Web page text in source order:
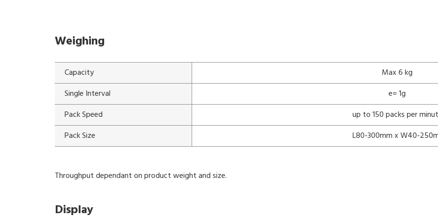
Weighing
Capacity
Max 6 kg
Single Interval
e= 1g
Pack Speed
up to 150 packs per
Pack Size
L80-300mm x W40-
Throughput dependant on product weight and size.
Display